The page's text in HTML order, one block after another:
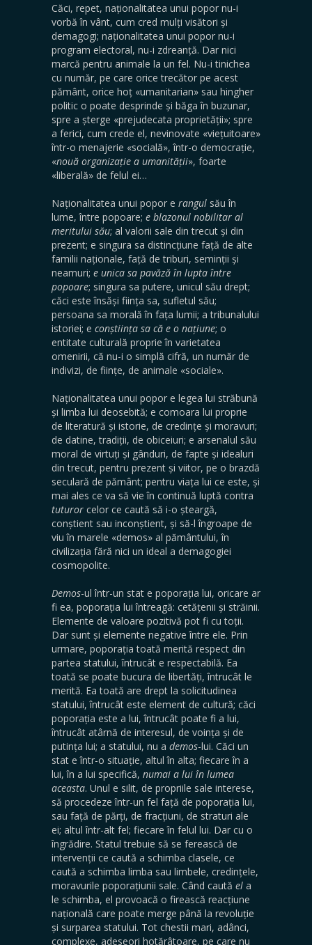
Căci, repet, naționalitatea unui popor nu-i
vorbă în vânt, cum cred mulți visători și
demagogi; naționalitatea unui popor nu-i
program electoral, nu-i zdreanță. Dar nici
marcă pentru animale la un fel. Nu-i tinichea
cu număr, pe care orice trecător pe acest
pământ, orice hoț «umanitarian» sau hingher
politic o poate desprinde și băga în buzunar,
spre a șterge «prejudecata proprietății»; spre
a ferici, cum crede el, nevinovate «viețuitoare»
într-o menajerie «socială», într-o democrație,
«nouă organizație a umanității», foarte
«liberală» de felul ei…
Naționalitatea unui popor e rangul său în
lume, între popoare; e blazonul nobilitar al
meritului său; al valorii sale din trecut și din
prezent; e singura sa distincțiune față de alte
familii naționale, față de triburi, seminții și
neamuri; e unica sa pavăză în lupta între
popoare; singura sa putere, unicul său drept;
căci este însăși ființa sa, sufletul său;
persoana sa morală în fața lumii; a tribunalului
istoriei; e conștiința sa că e o națiune; o
entitate culturală proprie în varietatea
omenirii, că nu-i o simplă cifră, un număr de
indivizi, de ființe, de animale «sociale».
Naționalitatea unui popor e legea lui străbună
și limba lui deosebită; e comoara lui proprie
de literatură și istorie, de credințe și moravuri;
de datine, tradiții, de obiceiuri; e arsenalul său
moral de virtuți și gânduri, de fapte și idealuri
din trecut, pentru prezent și viitor, pe o brazdă
seculară de pământ; pentru viața lui ce este, și
mai ales ce va să vie în continuă luptă contra
tuturor celor ce caută să i-o șteargă,
conștient sau inconștient, și să-l îngroape de
viu în marele «demos» al pământului, în
civilizația fără nici un ideal a demagogiei
cosmopolite.
Demos-ul într-un stat e poporația lui, oricare ar
fi ea, poporația lui întreagă: cetățenii și străinii.
Elemente de valoare pozitivă pot fi cu toții.
Dar sunt și elemente negative între ele. Prin
urmare, poporația toată merită respect din
partea statului, întrucât e respectabilă. Ea
toată se poate bucura de libertăți, întrucât le
merită. Ea toată are drept la solicitudinea
statului, întrucât este element de cultură; căci
poporația este a lui, întrucât poate fi a lui,
întrucât atârnă de interesul, de voința și de
putința lui; a statului, nu a demos-lui. Căci un
stat e într-o situație, altul în alta; fiecare în a
lui, în a lui specifică, numai a lui în lumea
aceasta. Unul e silit, de propriile sale interese,
să procedeze într-un fel față de poporația lui,
sau față de părți, de fracțiuni, de straturi ale
ei; altul într-alt fel; fiecare în felul lui. Dar cu o
îngrădire. Statul trebuie să se ferească de
intervenții ce caută a schimba clasele, ce
caută a schimba limba sau limbele, credințele,
moravurile poporațiunii sale. Când caută el a
le schimba, el provoacă o firească reacțiune
națională care poate merge până la revoluție
și surparea statului. Tot chestii mari, adânci,
complexe, adeseori hotărâtoare, pe care nu